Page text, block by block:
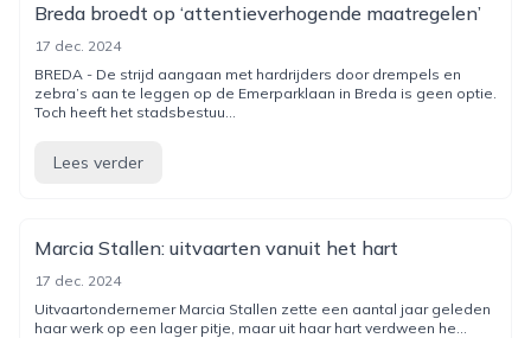
Breda broedt op ‘attentieverhogende maatregelen’
17 dec. 2024
BREDA - De strijd aangaan met hardrijders door drempels en
zebra’s aan te leggen op de Emerparklaan in Breda is geen optie.
Toch heeft het stadsbestuu...
Lees verder
Marcia Stallen: uitvaarten vanuit het hart
17 dec. 2024
Uitvaartondernemer Marcia Stallen zette een aantal jaar geleden
haar werk op een lager pitje, maar uit haar hart verdween he...